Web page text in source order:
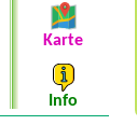
Karte
Info